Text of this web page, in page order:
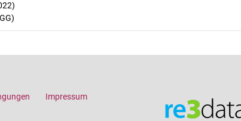
Impressum